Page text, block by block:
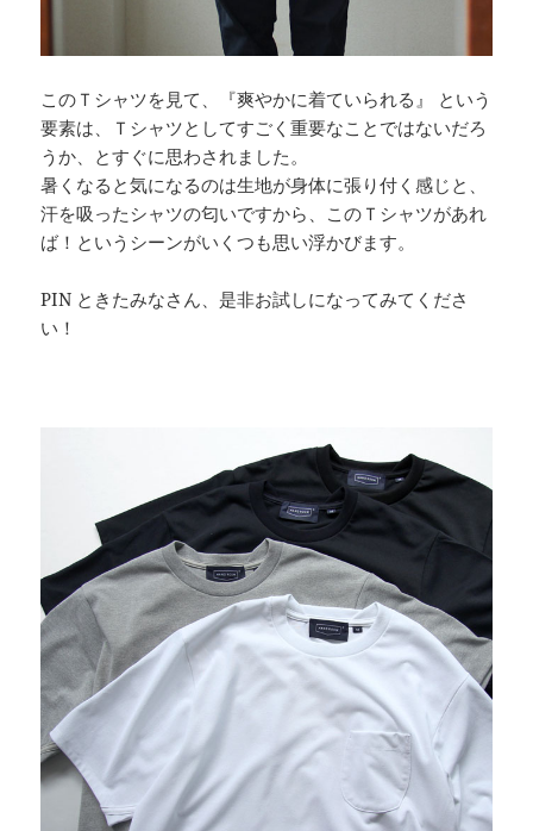
このＴシャツを見て、『爽やかに着ていられる』 という
要素は、Ｔシャツとしてすごく重要なことではないだろ
うか、とすぐに思わされました。
暑くなると気になるのは生地が身体に張り付く感じと、
汗を吸ったシャツの匂いですから、このＴシャツがあれ
ば！というシーンがいくつも思い浮かびます。
PIN ときたみなさん、是非お試しになってみてくださ
い！